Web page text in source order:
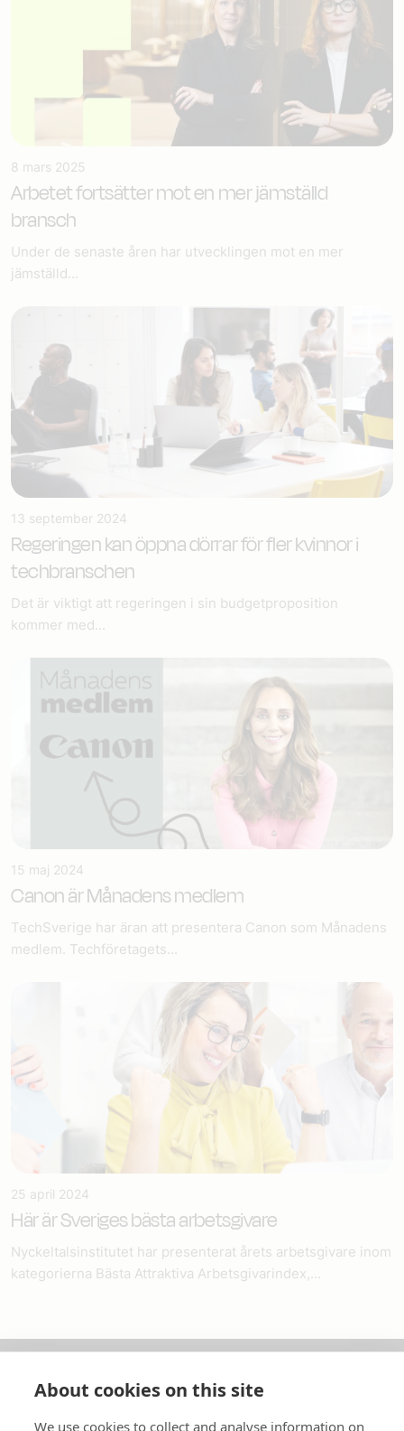
8 mars 2025
Arbetet fortsätter mot en mer jämställd
bransch
Under de senaste åren har utvecklingen mot en mer
jämställd...
13 september 2024
Regeringen kan öppna dörrar för fler kvinnor i
techbranschen
Det är viktigt att regeringen i sin budgetproposition
kommer med...
15 maj 2024
Canon är Månadens medlem
TechSverige har äran att presentera Canon som Månadens
medlem. Techföretagets...
25 april 2024
Här är Sveriges bästa arbetsgivare
Nyckeltalsinstitutet har presenterat årets arbetsgivare inom
kategorierna Bästa Attraktiva Arbetsgivarindex,...
About cookies on this site
We use cookies to collect and analyse information on